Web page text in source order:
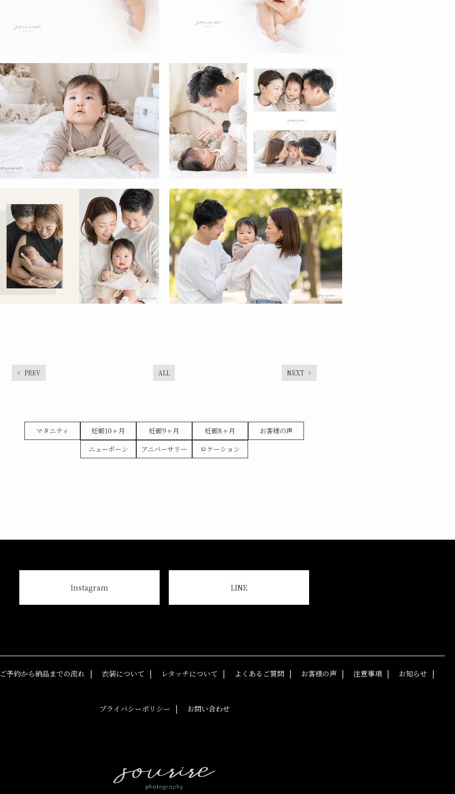
PREV ALL NEXT
マタニティ 妊娠10ヶ月 妊娠9ヶ月 妊娠8ヶ月
お客様の声
ニューボーン
アニバーサリー ロケーション
Instagram LINE
ご予約から納品までの流れ 衣装について レタッチについて よくあるご質問 お客様の声 注意事項 お知らせ
プライバシーポリシー お問い合わせ